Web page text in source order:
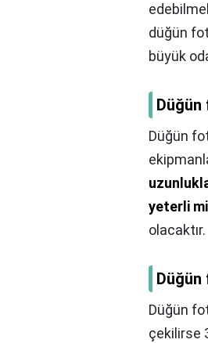
düğün
büyük
Düğün
yeterli
olacaktır.
Düğün
Düğün
çekilirse